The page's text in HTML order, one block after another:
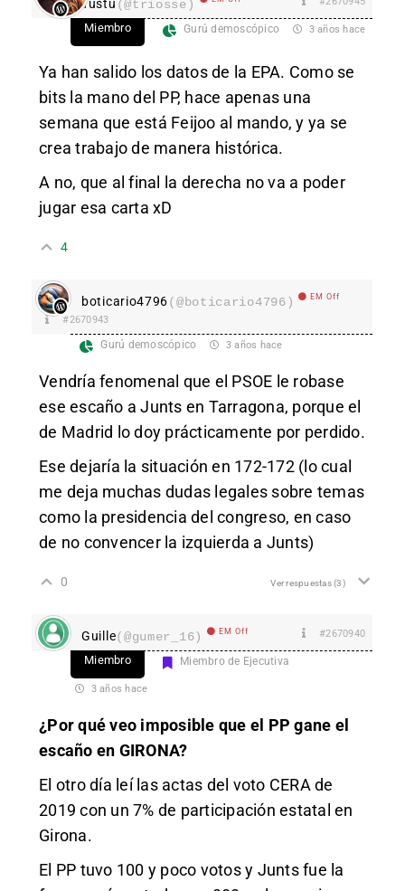
Tüstü (@triosse)
Miembro Gurú demoscópico 3 años hace
Ya han salido los datos de la EPA. Como se
bits la mano del PP, hace apenas una
semana que está Feijoo al mando, y ya se
crea trabajo de manera histórica.
A no, que al final la derecha no va a poder
jugar esa carta xD
4
boticario4796(@boticario4796) EM Off
#2670943
Gurú demoscópico 3 años hace
Vendría fenomenal que el PSOE le robase
ese escaño a Junts en Tarragona, porque el
de Madrid lo doy prácticamente por perdido.
Ese dejaría la situación en 172-172 (lo cual
me deja muchas dudas legales sobre temas
como la presidencia del congreso, en caso
de no convencer la izquierda a Junts)
0 Ver respuestas(3)
Guille(@gumer_16) EM Off #2670940
Miembro Miembro de Ejecutiva
3 años hace
¿Por qué veo imposible que el PP gane el
escaño en GIRONA?
El otro día leí las actas del voto CERA de
2019 con un 7% de participación estatal en
Girona.
El PP tuvo 100 y poco votos y Junts fue la